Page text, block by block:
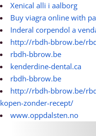
Xenical alli i aalborg
Buy viagra online with
Inderal corpendol a
http://rbdh-bbrow.be/
rbdh-bbrow.be
kenderdine-dental.ca
rbdh-bbrow.be
http://rbdh-bbrow.be/
kopen-zonder-recept/
www.oppdalsten.no